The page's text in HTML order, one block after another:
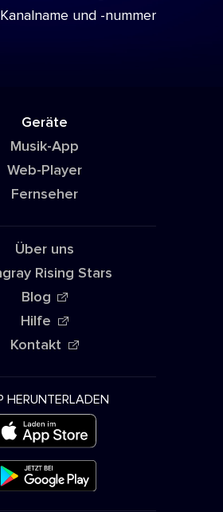
und -nummer
Geräte
Musik-App
Web-Player
Fernseher
Über uns
Rising Stars
Blog
Hilfe
Kontakt
HERUNTERLADEN